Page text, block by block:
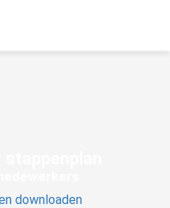
downloaden